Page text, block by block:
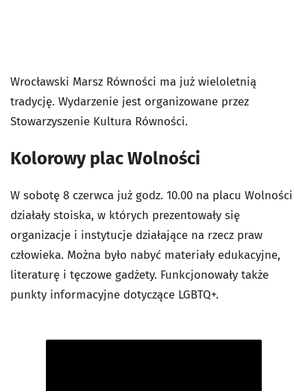
Wrocławski Marsz Równości ma już wieloletnią
tradycję. Wydarzenie jest organizowane przez
Stowarzyszenie Kultura Równości.
Kolorowy plac Wolności
W sobotę 8 czerwca już godz. 10.00 na placu Wolności
działały stoiska, w których prezentowały się
organizacje i instytucje działające na rzecz praw
człowieka. Można było nabyć materiały edukacyjne,
literaturę i tęczowe gadżety. Funkcjonowały także
punkty informacyjne dotyczące LGBTQ+.